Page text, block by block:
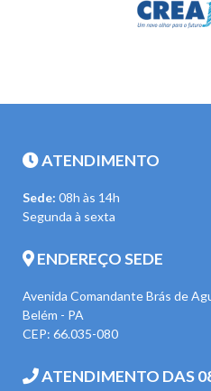
ATENDIMENTO
Sede: 08h às 14h
Segunda à sexta
ENDEREÇO SEDE
Avenida Comandante Brás de
Belém - PA
CEP: 66.035-080
ATENDIMENTO DAS